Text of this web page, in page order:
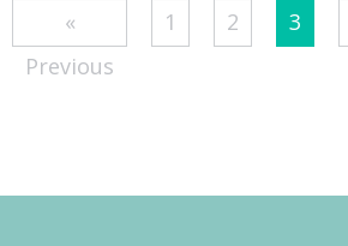
Posts
pagination
«
Previous
1 2 3